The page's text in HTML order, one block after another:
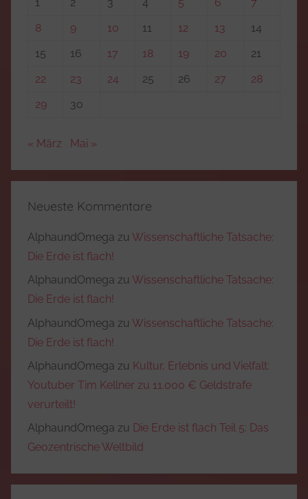
8
9 10 11 12 13
14
15
16 17 18 19 20
21
22
23 24 25 26 27
28
29
30
« März Mai »
Neueste Kommentare
AlphaundOmega zu Wissenschaftliche Tatsache:
Die Erde ist flach!
AlphaundOmega zu Wissenschaftliche Tatsache:
Die Erde ist flach!
AlphaundOmega zu Wissenschaftliche Tatsache:
Die Erde ist flach!
AlphaundOmega zu Kultur, Erlebnis und Vielfalt:
Youtuber Tim Kellner zu 11.000 € Geldstrafe
verurteilt!
AlphaundOmega zu Die Erde ist flach Teil 5: Das
Geozentrische Weltbild